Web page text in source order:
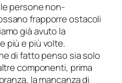
persone non-
frapporre ostacoli
già avuto la
più e più volte.
di fatto penso sia solo
componenti, prima
la mancanza di